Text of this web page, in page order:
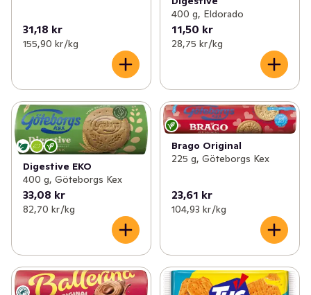
31,18 kr
155,90 kr /kg
400 g, Eldorado
11,50 kr
28,75 kr /kg
Digestive EKO
400 g, Göteborgs Kex
33,08 kr
82,70 kr /kg
Brago Original
225 g, Göteborgs Kex
23,61 kr
104,93 kr /kg